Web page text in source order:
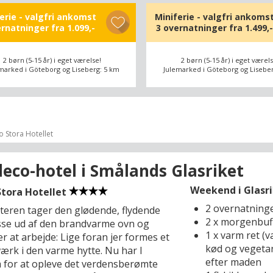
Herfra kan I gå direkte ombord i alle
muligheder, Sveriges næststørste
byde på – spadsere til
(1 km).
dagens oplevelser med
kan I slikke sol på dækket og
af solen, når den går ned over
ud mod skærgården. Kan I ikke
det maritime tema, kan det anbefales
bådtur i den klassiske
Paddan, der sejler langs
kanaler med en guide ombord, som
spændende indblik i byens historie.
i land, skal I glæde jer til at møde
indbyggere, der siges at have en
form for humor, som sammen med
- valgfri ankomst
fra 1.099,-
2 børn (5-15 år) i eget værelse!
i Göteborg og Liseberg: 5 km
Miniferie - valgfri ankomst
3 overnatninger fra 1.499,-
2 børn (5-15 år) i eget
Julemarked i Göteborg og
Stora Hotellet
hotel i Smålands Glasriket
Hotellet
tager den glødende, flydende
ud af den brandvarme ovn og
at arbejde: Lige foran jer formes et
i den varme hytte. Nu har I
for at opleve det verdensberømte
Weekend i
2
2 x
1 x varm ret
kød og
efter maden